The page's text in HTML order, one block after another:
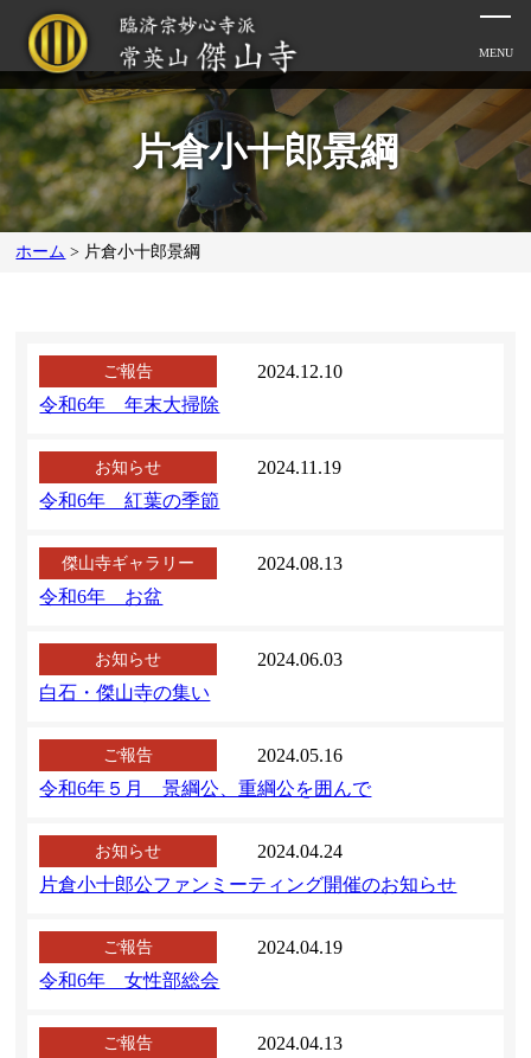
片倉小十郎景綱
ホーム > 片倉小十郎景綱
ご報告
2024.12.10
令和6年 年末大掃除
お知らせ
2024.11.19
令和6年 紅葉の季節
傑山寺ギャラリー
2024.08.13
令和6年 お盆
お知らせ
2024.06.03
白石・傑山寺の集い
ご報告
2024.05.16
令和6年５月 景綱公、重綱公を囲んで
お知らせ
2024.04.24
片倉小十郎公ファンミーティング開催のお知らせ
ご報告
2024.04.19
令和6年 女性部総会
ご報告
2024.04.13